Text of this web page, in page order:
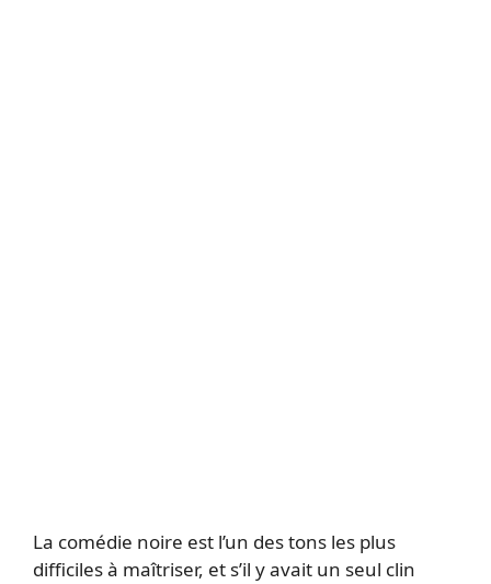
La comédie noire est l’un des tons les plus
difficiles à maîtriser, et s’il y avait un seul clin